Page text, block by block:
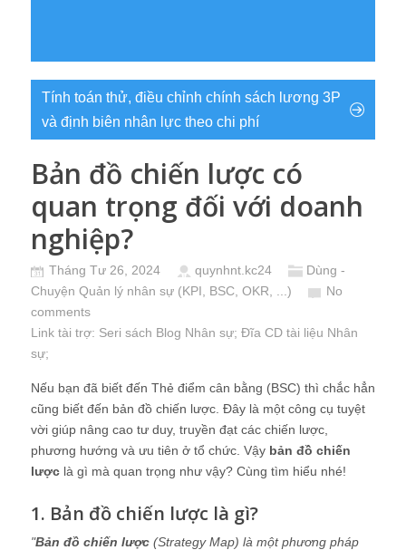
Tính toán thử, điều chỉnh chính sách lương 3P
và định biên nhân lực theo chi phí
Bản đồ chiến lược có
quan trọng đối với doanh
nghiệp?
Tháng Tư 26, 2024 quynhnt.kc24
Dùng -
Chuyện Quản lý nhân sự (KPI, BSC, OKR, ...)
No
comments
Link tài trợ: Seri sách Blog Nhân sự; Đĩa CD tài liệu Nhân
sự;
Nếu bạn đã biết đến Thẻ điểm cân bằng (BSC) thì chắc hẳn
cũng biết đến bản đồ chiến lược. Đây là một công cụ tuyệt
vời giúp nâng cao tư duy, truyền đạt các chiến lược,
phương hướng và ưu tiên ở tổ chức. Vậy bản đồ chiến
lược là gì mà quan trọng như vậy? Cùng tìm hiểu nhé!
1. Bản đồ chiến lược là gì?
"Bản đồ chiến lược (Strategy Map) là một phương pháp